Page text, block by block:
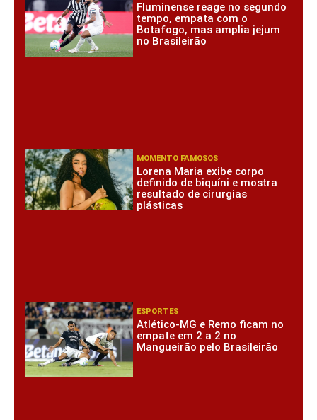
Fluminense reage no segundo
tempo, empata com o
Botafogo, mas amplia jejum
no Brasileirão
MOMENTO FAMOSOS
Lorena Maria exibe corpo
definido de biquíni e mostra
resultado de cirurgias
plásticas
ESPORTES
Atlético-MG e Remo ficam no
empate em 2 a 2 no
Mangueirão pelo Brasileirão